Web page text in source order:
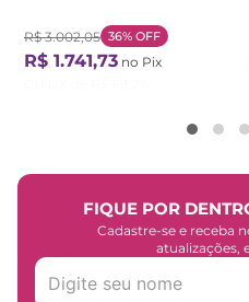
Natural/Branco
R$ 3.002,05 36% OFF
R$ 1.741,73 no Pix
FIQUE POR
Cadastre-se e receba
atualizações,